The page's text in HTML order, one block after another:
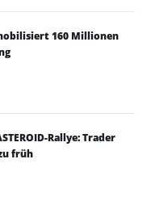
160 Millionen
Rallye: Trader
früh